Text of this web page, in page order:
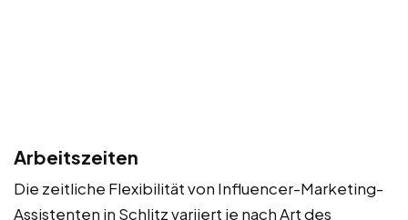
Arbeitszeiten
Die zeitliche Flexibilität von Influencer-Marketing-
Assistenten in Schlitz variiert je nach Art des